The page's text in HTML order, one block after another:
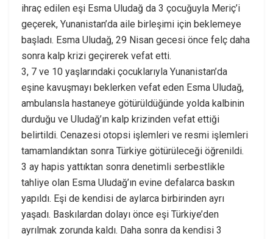
ihraç edilen eşi Esma Uludağ da 3 çocuğuyla Meriç’i
geçerek, Yunanistan’da aile birleşimi için beklemeye
başladı. Esma Uludağ, 29 Nisan gecesi önce felç daha
sonra kalp krizi geçirerek vefat etti.
3, 7 ve 10 yaşlarındaki çocuklarıyla Yunanistan’da
eşine kavuşmayı beklerken vefat eden Esma Uludağ,
ambulansla hastaneye götürüldüğünde yolda kalbinin
durduğu ve Uludağ’ın kalp krizinden vefat ettiği
belirtildi. Cenazesi otopsi işlemleri ve resmi işlemleri
tamamlandıktan sonra Türkiye götürüleceği öğrenildi.
3 ay hapis yattıktan sonra denetimli serbestlikle
tahliye olan Esma Uludağ’ın evine defalarca baskın
yapıldı. Eşi de kendisi de aylarca birbirinden ayrı
yaşadı. Baskılardan dolayı önce eşi Türkiye’den
ayrılmak zorunda kaldı. Daha sonra da kendisi 3